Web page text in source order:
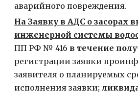
аварийного повреждения.
На Заявку в АДС о засорах
инженерной системы
ПП РФ № 416 в течение
регистрации заявки
заявителя о планируемых
исполнения заявки;